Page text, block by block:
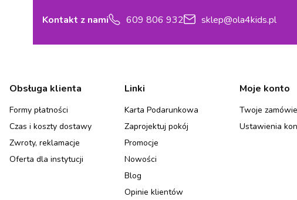
Kontakt z nami 609 806 932 sklep@ola4kids.pl
Linki w stopce
Obsługa klienta
Formy płatności
Czas i koszty dostawy
Zwroty, reklamacje
Oferta dla instytucji
Linki
Karta Podarunkowa
Zaprojektuj pokój
Promocje
Nowości
Blog
Opinie klientów
Moje konto
Twoje
Ustawienia